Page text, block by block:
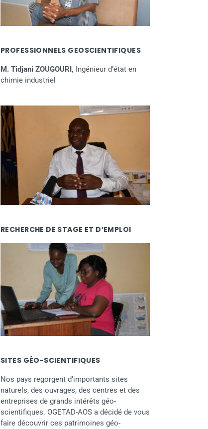
PROFESSIONNELS GEOSCIENTIFIQUES
M. Tidjani ZOUGOURI, Ingénieur d’état en
chimie industriel
RECHERCHE DE STAGE ET D’EMPLOI
SITES GÉO-SCIENTIFIQUES
Nos pays regorgent d’importants sites
naturels, des ouvrages, des centres et des
entreprises de grands intérêts géo-
scientifiques. OGETAD-AOS a décidé de vous
faire découvrir ces patrimoines géo-